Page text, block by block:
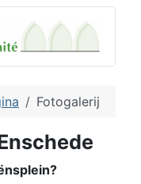
Fotogalerij